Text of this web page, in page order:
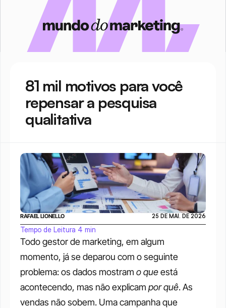
81 mil motivos para você
repensar a pesquisa
qualitativa
Todo gestor de marketing, em algum
momento, já se deparou com o seguinte
problema: os dados mostram o que está
acontecendo, mas não explicam por quê. As
vendas não sobem. Uma campanha que
RAFAEL LIONELLO 25 DE MAI. DE 2026
Tempo de Leitura 4 min